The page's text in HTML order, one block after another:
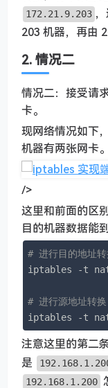
172.21.9.203
203 机器，再由
2. 情况二
情况二：接受请
卡。
现网络情况如下
机器有两张网卡。
/>
这里和前面的区
目的机器数据能
# 进行目的地址转
iptables -t nat
# 进行源地址转换
iptables -t nat
注意这里的第二
是
192.168.1.200